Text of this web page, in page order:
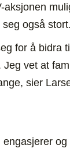
aksjonen
også stort.
for å bidra
vet at
sier